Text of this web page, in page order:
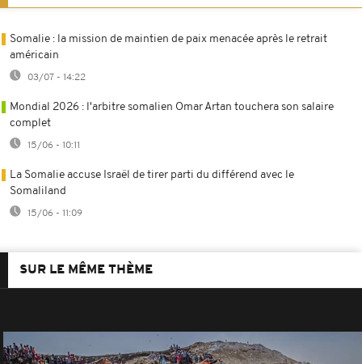
Somalie : la mission de maintien de paix menacée après le retrait
américain
03/07 - 14:22
Mondial 2026 : l'arbitre somalien Omar Artan touchera son salaire
complet
15/06 - 10:11
La Somalie accuse Israël de tirer parti du différend avec le
Somaliland
15/06 - 11:09
SUR LE MÊME THÈME